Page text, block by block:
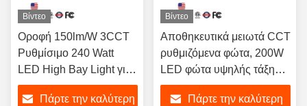
Βίντεο
Οροφή 150lm/W 3CCT
Ρυθμίσιμο 240 Watt
LED High Bay Light για
γκαράζ
Πάρτε την καλύτερη
Βίντεο
Αποθηκευτικά μειωτά CCT
ρυθμιζόμενα φώτα, 200W
LED φώτα υψηλής τάξης
με αισθητήρα κίνησης
Πάρτε την καλύτερη